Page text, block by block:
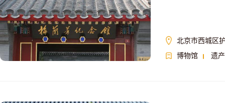
北京市西城区
博物馆
遗